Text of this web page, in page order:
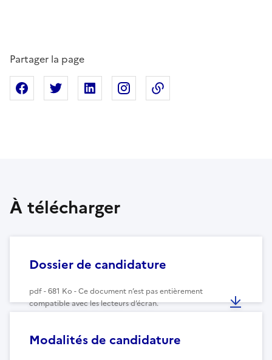
Partager la page
Partager sur Facebook
Partager sur XPartager sur Linkedin
Partager sur Instagram
À télécharger
Dossier de candidature
pdf - 681 Ko - Ce document n’est pas entièrement
compatible avec les lecteurs d’écran.
Modalités de candidature